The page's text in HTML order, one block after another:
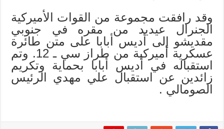
وقد رافقت مجموعة من القوات الأميركية
الجنرال عيديد من مقره في جنوبي
مقديشو إلى أديس أبابا على متن طائرة
عسكرية أميركية من طراز سي ـ 12. وتم
استقباله في أديس أبابا بحماية وتكريم
زائدين عن استقبال علي مهدي الرئيس
الصومالي .